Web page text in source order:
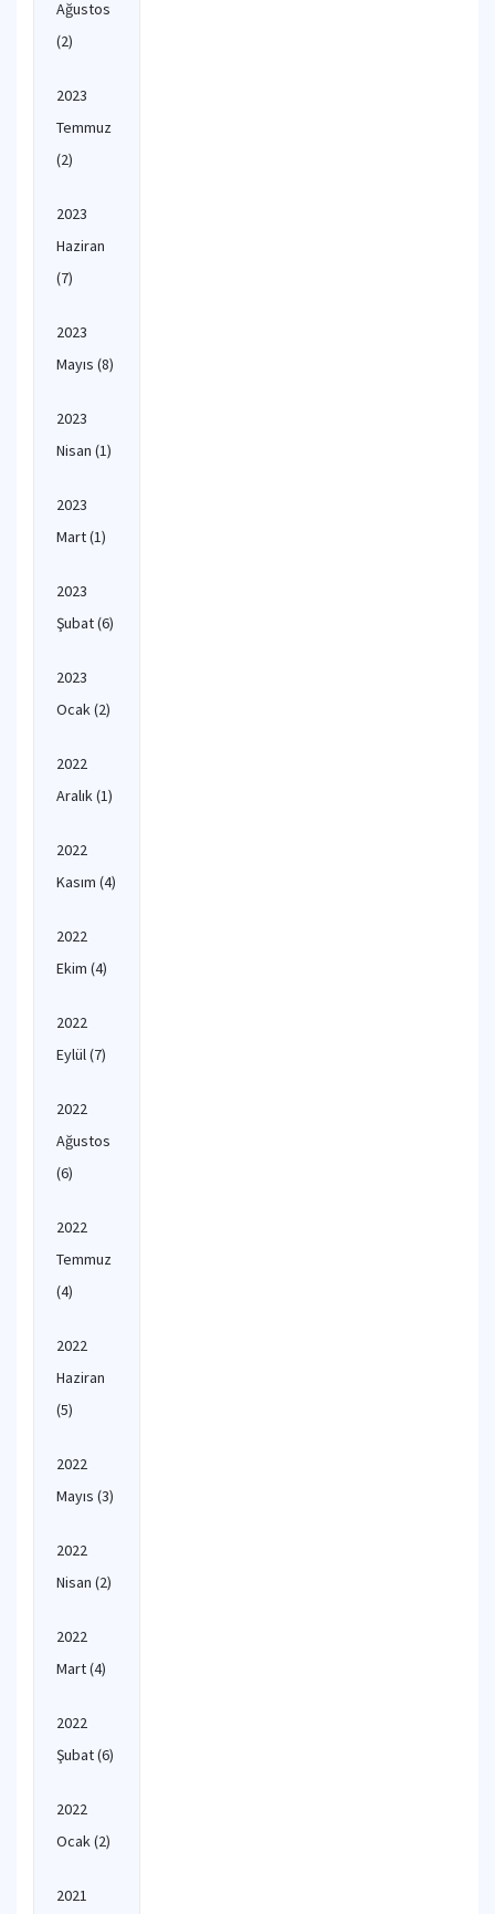
Ağustos
(2)
2023
Temmuz
(2)
2023
Haziran
(7)
2023
Mayıs (8)
2023
Nisan (1)
2023
Mart(1)
2023
Şubat(6)
2023
Ocak(2)
2022
Aralık(1)
2022
Kasım (4)
2022
Ekim (4)
2022
Eylül(7)
2022
Ağustos
(6)
2022
Temmuz
(4)
2022
Haziran
(5)
2022
Mayıs (3)
2022
Nisan (2)
2022
Mart(4)
2022
Şubat(6)
2022
Ocak(2)
2021